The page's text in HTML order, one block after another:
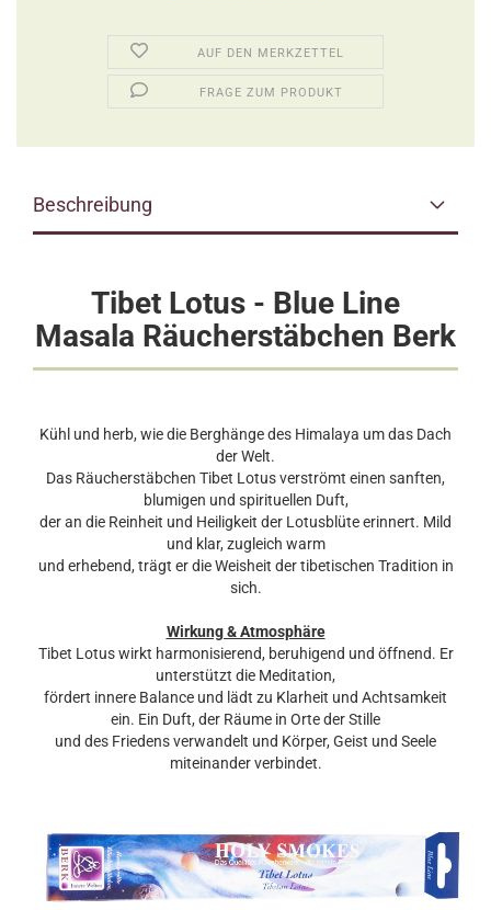
AUF DEN MERKZETTEL
FRAGE ZUM PRODUKT
Beschreibung
Tibet Lotus - Blue Line
Masala Räucherstäbchen Berk
Kühl und herb, wie die Berghänge des Himalaya um das Dach
der Welt.
Das Räucherstäbchen Tibet Lotus verströmt einen sanften,
blumigen und spirituellen Duft,
der an die Reinheit und Heiligkeit der Lotusblüte erinnert. Mild
und klar, zugleich warm
und erhebend, trägt er die Weisheit der tibetischen Tradition in
sich.
Wirkung & Atmosphäre
Tibet Lotus wirkt harmonisierend, beruhigend und öffnend. Er
unterstützt die Meditation,
fördert innere Balance und lädt zu Klarheit und Achtsamkeit
ein. Ein Duft, der Räume in Orte der Stille
und des Friedens verwandelt und Körper, Geist und Seele
miteinander verbindet.